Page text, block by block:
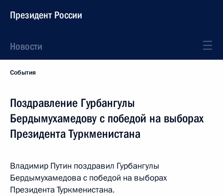
Президент России
Новости
События
Поздравление Гурбангулы
Бердымухамедову с победой на выборах
Президента Туркменистана
Владимир Путин поздравил Гурбангулы
Бердымухамедова с победой на выборах
Президента Туркменистана.